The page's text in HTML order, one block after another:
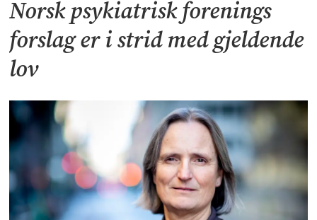
Norsk psykiatrisk forenings
forslag er i strid med gjeldende
lov